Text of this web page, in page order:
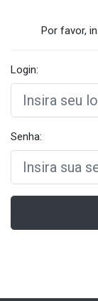
Por favor,
Login:
Senha: